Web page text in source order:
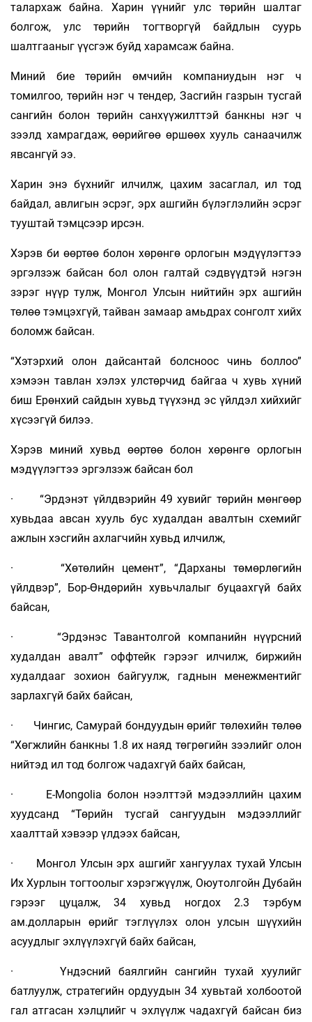
талархаж байна. Харин үүнийг улс төрийн шалтаг
болгож, улс төрийн тогтворгүй байдлын суурь
шалтгааныг үүсгэж буйд харамсаж байна.
Миний бие төрийн өмчийн компаниудын нэг ч
томилгоо, төрийн нэг ч тендер, Засгийн газрын тусгай
сангийн болон төрийн санхүүжилттэй банкны нэг ч
зээлд хамрагдаж, өөрийгөө өршөөх хууль санаачилж
явсангүй ээ.
Харин энэ бүхнийг илчилж, цахим засаглал, ил тод
байдал, авлигын эсрэг, эрх ашгийн бүлэглэлийн эсрэг
тууштай тэмцсээр ирсэн.
Хэрэв би өөртөө болон хөрөнгө орлогын мэдүүлэгтээ
эргэлзэж байсан бол олон галтай сэдвүүдтэй нэгэн
зэрэг нүүр тулж, Монгол Улсын нийтийн эрх ашгийн
төлөө тэмцэхгүй, тайван замаар амьдрах сонголт хийх
боломж байсан.
“Хэтэрхий олон дайсантай болсноос чинь боллоо”
хэмээн тавлан хэлэх улстөрчид байгаа ч хувь хүний
биш Ерөнхий сайдын хувьд түүхэнд эс үйлдэл хийхийг
хүсээгүй билээ.
Хэрэв миний хувьд өөртөө болон хөрөнгө орлогын
мэдүүлэгтээ эргэлзэж байсан бол
· “Эрдэнэт үйлдвэрийн 49 хувийг төрийн мөнгөөр
хувьдаа авсан хууль бус худалдан авалтын схемийг
ажлын хэсгийн ахлагчийн хувьд илчилж,
· “Хөтөлийн цемент”, “Дарханы төмөрлөгийн
үйлдвэр”, Бор-Өндөрийн хувьчлалыг буцаахгүй байх
байсан,
· “Эрдэнэс Тавантолгой компанийн нүүрсний
худалдан авалт” оффтейк гэрээг илчилж, биржийн
худалдааг зохион байгуулж, гаднын менежментийг
зарлахгүй байх байсан,
· Чингис, Самурай бондуудын өрийг төлөхийн төлөө
“Хөгжлийн банкны 1.8 их наяд төгрөгийн зээлийг олон
нийтэд ил тод болгож чадахгүй байх байсан,
· E-Mongolia болон нээлттэй мэдээллийн цахим
хуудсанд “Төрийн тусгай сангуудын мэдээллийг
хаалттай хэвээр үлдээх байсан,
· Монгол Улсын эрх ашгийг хангуулах тухай Улсын
Их Хурлын тогтоолыг хэрэгжүүлж, Оюутолгойн Дубайн
гэрээг цуцалж, 34 хувьд ногдох 2.3 тэрбум
ам.долларын өрийг тэглүүлэх олон улсын шүүхийн
асуудлыг эхлүүлэхгүй байх байсан,
· Үндэсний баялгийн сангийн тухай хуулийг
батлуулж, стратегийн ордуудын 34 хувьтай холбоотой
гал атгасан хэлцлийг ч эхлүүлж чадахгүй байсан биз